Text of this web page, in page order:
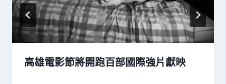
高雄電影節將開跑百部國際強片獻映